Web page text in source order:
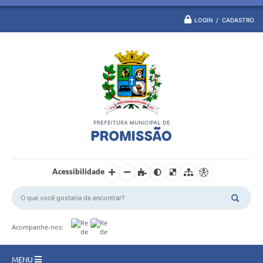
LOGIN / CADASTRO
Acessibilidade
Acompanhe-nos:
MENU